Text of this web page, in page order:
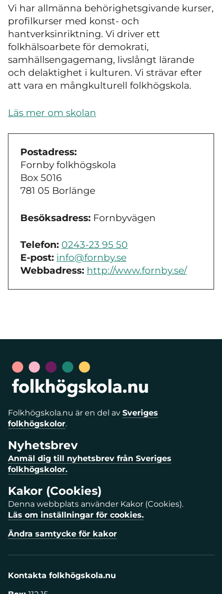
Vi har allmänna behörighetsgivande kurser,
profilkurser med konst- och
hantverksinriktning. Vi driver ett
folkhälsoarbete för demokrati,
samhällsengagemang, livslångt lärande
och delaktighet i kulturen. Vi strävar efter
att vara en mångkulturell folkhögskola.
Läs mer om skolan
Postadress:
Fornby folkhögskola
Box 5016
781 05 Borlänge
Besöksadress: Fornbyvägen
Telefon: 0243-23 95 50
E-post: info@fornby.se
Webbadress: http://www.fornby.se/
Folkhögskola.nu är en del av Sveriges
folkhögskolor.
Nyhetsbrev
Anmäl dig till nyhetsbrev från Sveriges
folkhögskolor.
Kakor (Cookies)
Denna webbplats använder Kakor (Cookies).
Läs om inställningar för cookies.
Ändra samtycke för kakor
Kontakta folkhögskola.nu